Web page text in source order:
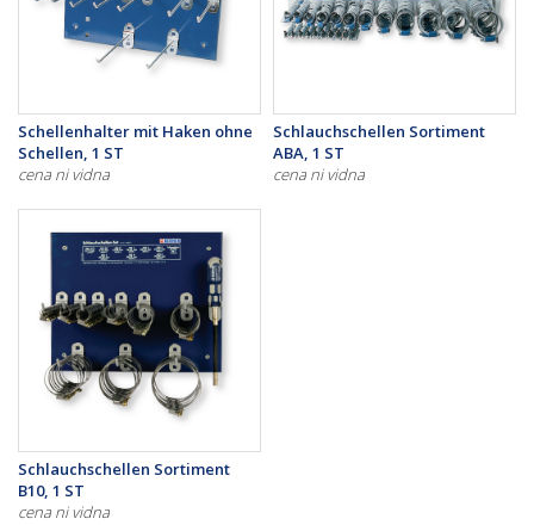
Schellenhalter mit Haken ohne
Schellen, 1 ST
cena ni vidna
Schlauchschellen Sortiment
ABA, 1 ST
cena ni vidna
Schlauchschellen Sortiment
B10, 1 ST
cena ni vidna